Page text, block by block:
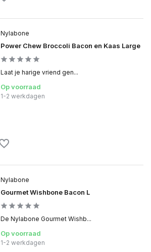
Nylabone
Gourmet Wishbone Bacon L
De Nylabone Gourmet Wishb...
Op voorraad
1-2 werkdagen
Nylabone
Power Chew Broccoli Bacon en Kaas Large
Laat je harige vriend gen...
Op voorraad
1-2 werkdagen